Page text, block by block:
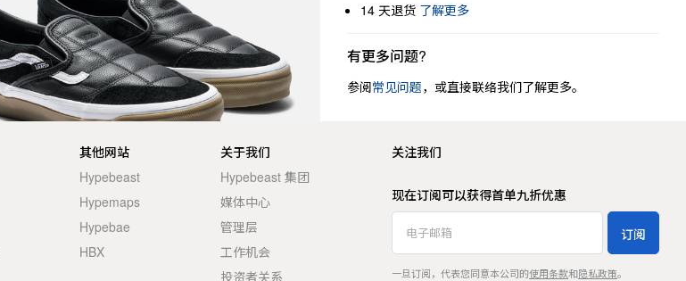
14 天退货 了解更多
有更多问题?
参阅常见问题，或直接联络我们了解更多。
其他网站
Hypebeast
Hypemaps
Hypebae
HBX
关于我们
Hypebeast 集团
媒体中心
管理层
工作机会
投资者关系
关注我们
现在订阅可以获得首单九折优惠
订阅
一旦订阅，代表您同意本公司的使用条款和隐私政策。